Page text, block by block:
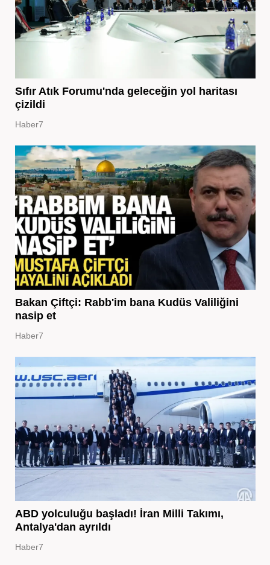
Sıfır Atık Forumu'nda geleceğin yol haritası
çizildi
Haber7
Bakan Çiftçi: Rabb'im bana Kudüs Valiliğini
nasip et
Haber7
ABD yolculuğu başladı! İran Milli Takımı,
Antalya'dan ayrıldı
Haber7